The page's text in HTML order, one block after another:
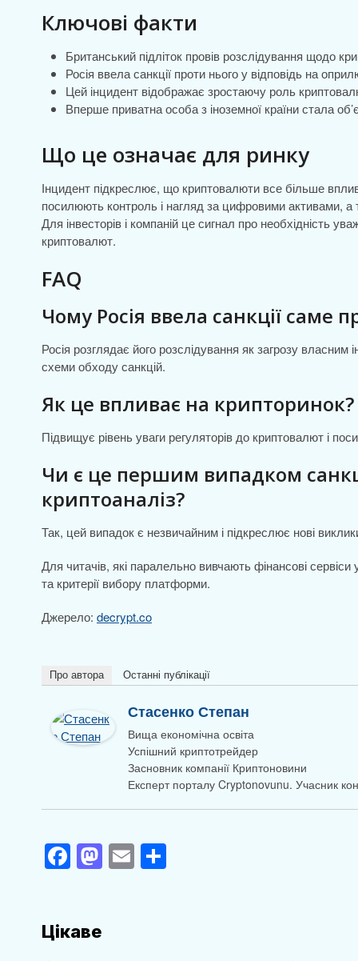
Ключові факти
Британський підліток провів розслідування щодо
Росія ввела санкції проти нього у відповідь на
Цей інцидент відображає зростаючу роль
Вперше приватна особа з іноземної країни стала
Що це означає для ринку
Інцидент підкреслює, що криптовалюти все більше
посилюють контроль і нагляд за цифровими активами,
Для інвесторів і компаній це сигнал про необхідність
криптовалют.
FAQ
Чому Росія ввела санкції саме
Росія розглядає його розслідування як загрозу
схеми обходу санкцій.
Як це впливає на крипторинок?
Підвищує рівень уваги регуляторів до криптовалют і
Чи є це першим випадком
криптоаналіз?
Так, цей випадок є незвичайним і підкреслює нові
Для читачів, які паралельно вивчають фінансові
та критерії вибору платформи.
Джерело: decrypt.co
Про автора Останні публікації
Стасенко Степан
Вища економічна освіта
Успішний криптотрейдер
Засновник компанії Криптоновини
Експерт порталу Cryptonovunu. Учасник
F
a
e
M
a
E
m
Цікаве